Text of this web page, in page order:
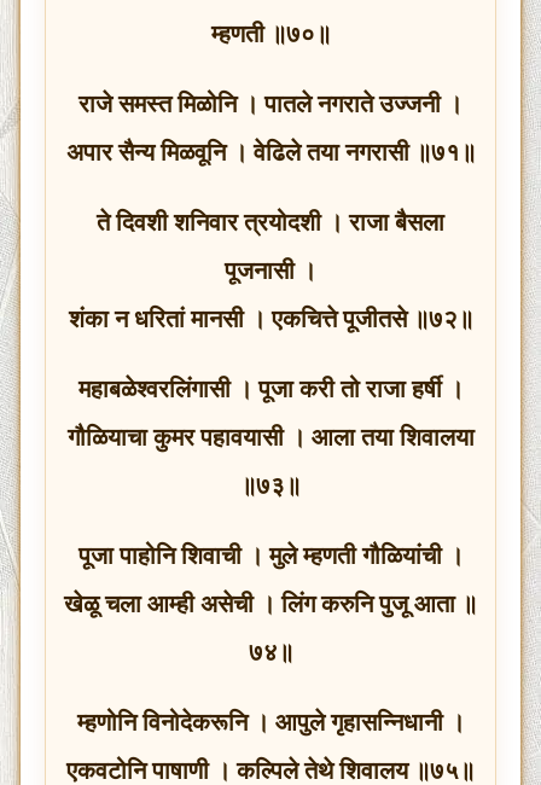
म्हणती ॥७०॥
राजे समस्त मिळोनि । पातले नगराते उज्जनी ।
अपार सैन्य मिळवूनि । वेढिले तया नगरासी ॥७१॥
ते दिवशी शनिवार त्रयोदशी । राजा बैसला
पूजनासी ।
शंका न धरितां मानसी । एकचित्ते पूजीतसे ॥७२॥
महाबळेश्वरलिंगासी । पूजा करी तो राजा हर्षी ।
गौळियाचा कुमर पहावयासी । आला तया शिवालया
॥७३॥
पूजा पाहोनि शिवाची । मुले म्हणती गौळियांची ।
खेळू चला आम्ही असेची । लिंग करुनि पुजू आता ॥
७४॥
म्हणोनि विनोदेकरूनि । आपुले गृहासन्निधानी ।
एकवटोनि पाषाणी । कल्पिले तेथे शिवालय ॥७५॥